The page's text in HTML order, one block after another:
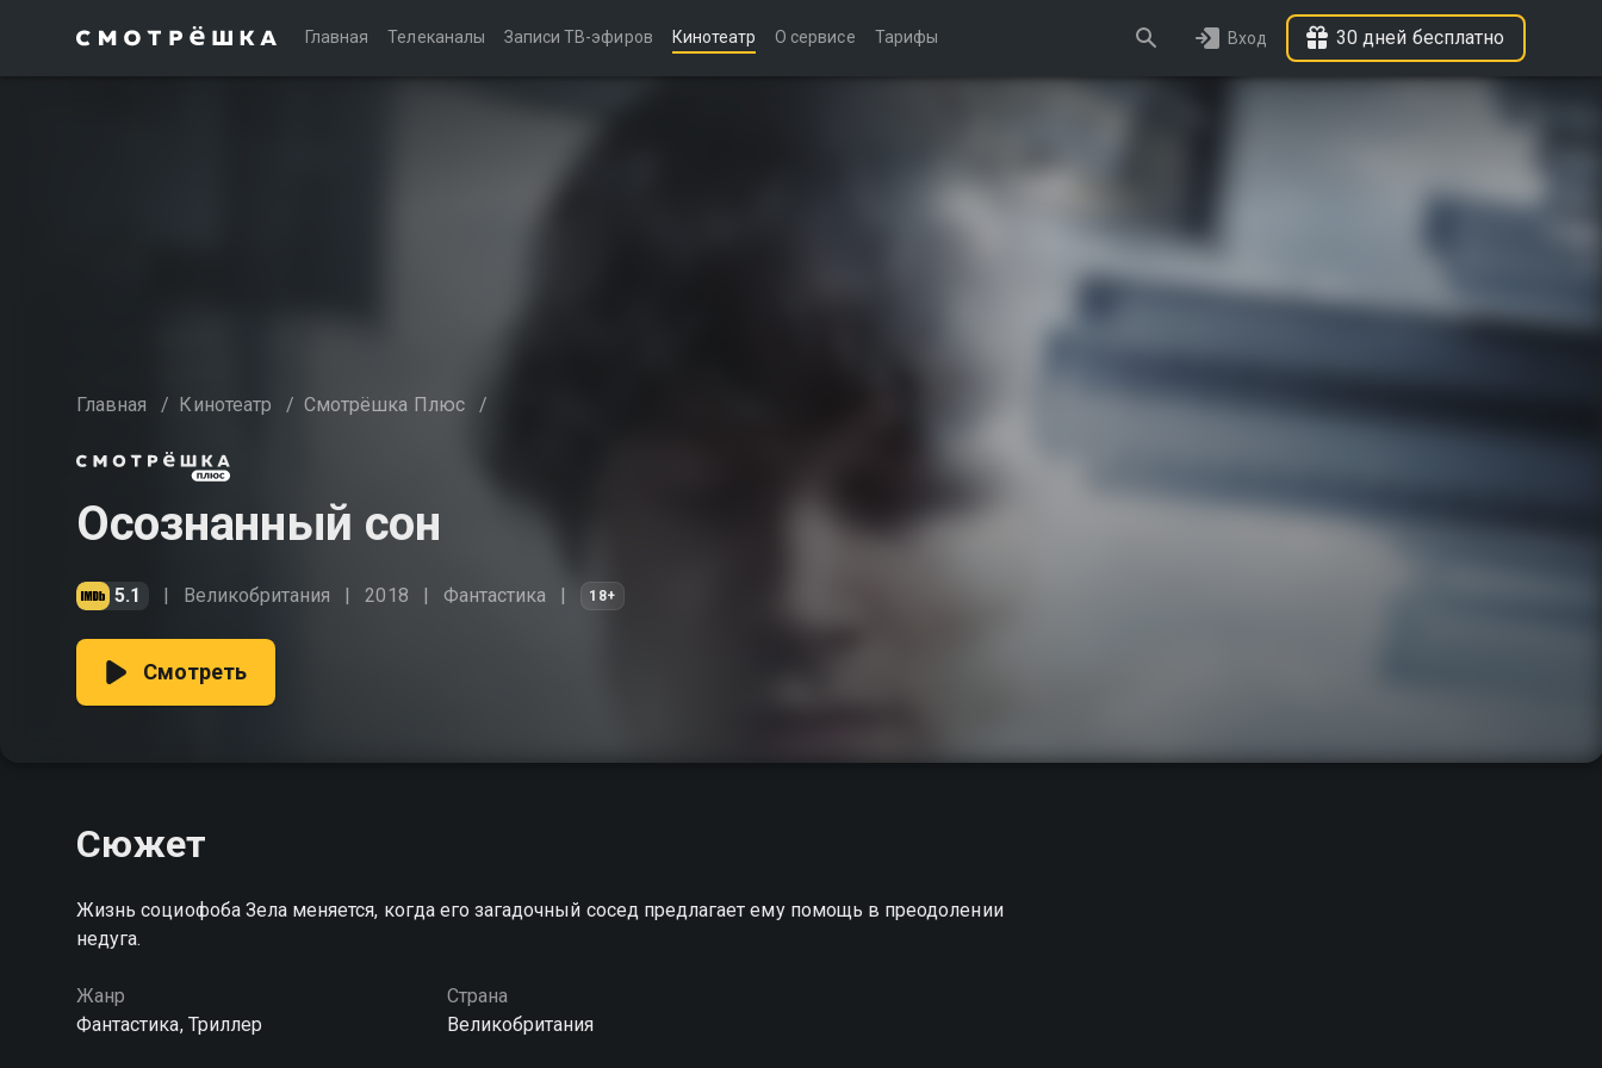
Главная Телеканалы Записи ТВ-эфиров Кинотеатр О сервисе Тарифы Вход 30 дней бесплатно
Главная / Кинотеатр / Смотрёшка Плюс /
Осознанный сон
5.1 Великобритания 2018 Фантастика 18+
Смотреть
Сюжет
Жизнь социофоба Зела меняется, когда его загадочный сосед предлагает ему помощь в преодолении
недуга.
Жанр
Фантастика, Триллер
Страна
Великобритания